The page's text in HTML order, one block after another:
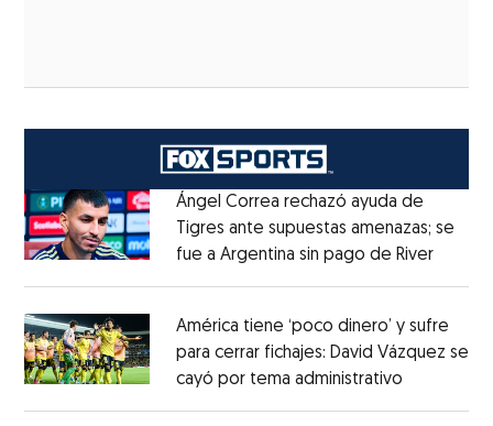
Ángel Correa rechazó ayuda de
Tigres ante supuestas amenazas; se
fue a Argentina sin pago de RiverOpens
América tiene ‘poco dinero’ y sufre
para cerrar fichajes: David Vázquez se
cayó por tema administrativo